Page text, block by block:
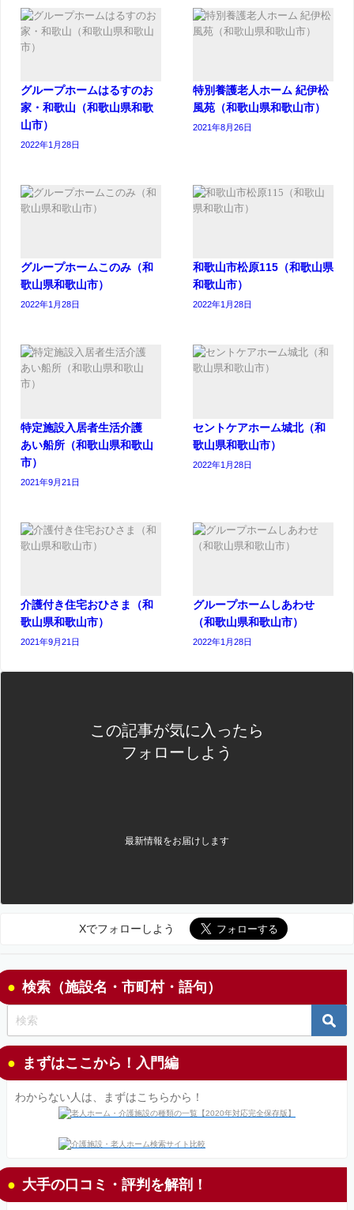
グループホームはるすのお
家・和歌山（和歌山県和歌
山市）
2022年1月28日
特別養護老人ホーム 紀伊松
風苑（和歌山県和歌山市）
2021年8月26日
グループホームこのみ（和
歌山県和歌山市）
2022年1月28日
和歌山市松原115（和歌山県
和歌山市）
2022年1月28日
特定施設入居者生活介護
あい船所（和歌山県和歌山
市）
2021年9月21日
セントケアホーム城北（和
歌山県和歌山市）
2022年1月28日
介護付き住宅おひさま（和
歌山県和歌山市）
2021年9月21日
グループホームしあわせ
（和歌山県和歌山市）
2022年1月28日
この記事が気に入ったら
フォローしよう
最新情報をお届けします
Xでフォローしよう
検索（施設名・市町村・語句）
まずはここから！入門編
わからない人は、まずはこちらから！
大手の口コミ・評判を解剖！